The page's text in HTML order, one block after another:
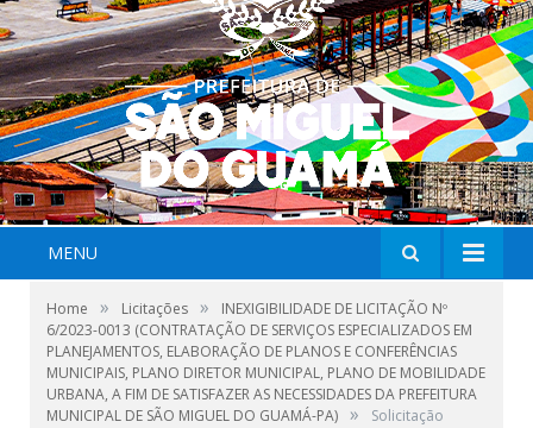
MENU
Home » Licitações »
INEXIGIBILIDADE DE LICITAÇÃO Nº
6/2023-0013 (CONTRATAÇÃO DE SERVIÇOS ESPECIALIZADOS EM
PLANEJAMENTOS, ELABORAÇÃO DE PLANOS E CONFERÊNCIAS
MUNICIPAIS, PLANO DIRETOR MUNICIPAL, PLANO DE MOBILIDADE
URBANA, A FIM DE SATISFAZER AS NECESSIDADES DA PREFEITURA
MUNICIPAL DE SÃO MIGUEL DO GUAMÁ-PA) » Solicitação